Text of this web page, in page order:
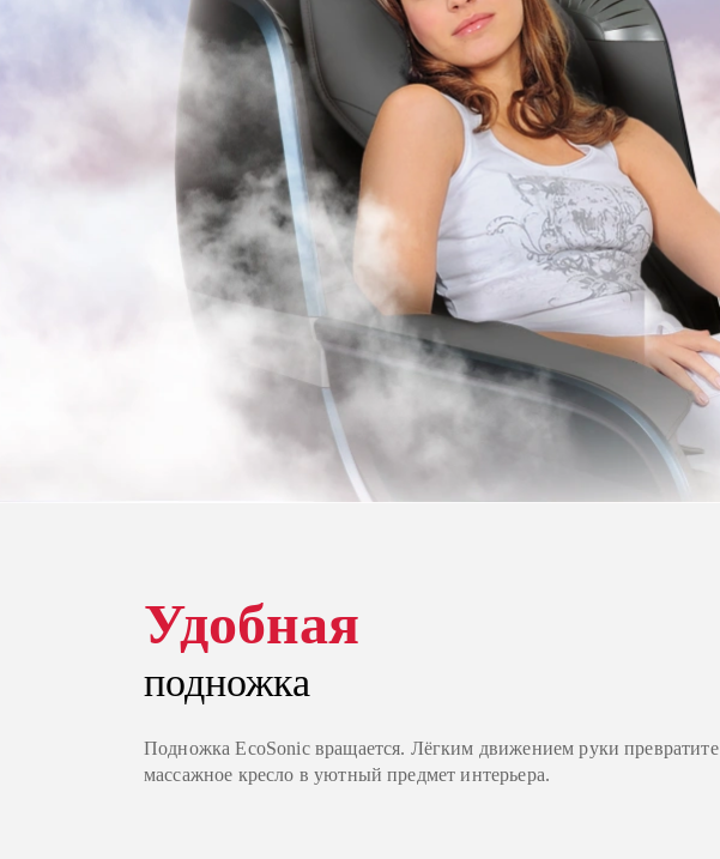
Удобная
подножка
Подножка EcoSonic вращается. Лёгким движением руки превратите
массажное кресло в уютный предмет интерьера.